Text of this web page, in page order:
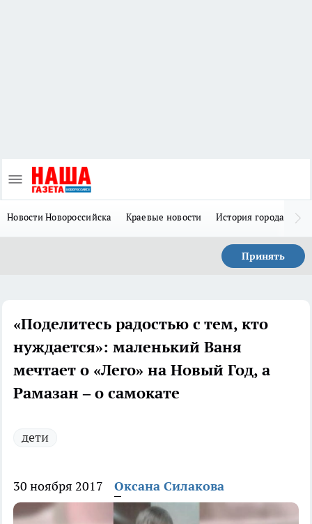
Новости Новороссийска Краевые новости История города Н
Принять
«Поделитесь радостью с тем, кто
нуждается»: маленький Ваня
мечтает о «Лего» на Новый Год, а
Рамазан – о самокате
дети
30 ноября 2017 Оксана Силакова